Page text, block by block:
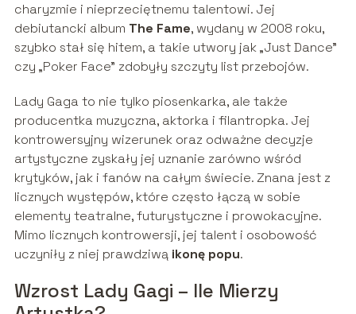
charyzmie i nieprzeciętnemu talentowi. Jej
debiutancki album The Fame, wydany w 2008 roku,
szybko stał się hitem, a takie utwory jak „Just Dance”
czy „Poker Face” zdobyły szczyty list przebojów.
Lady Gaga to nie tylko piosenkarka, ale także
producentka muzyczna, aktorka i filantropka. Jej
kontrowersyjny wizerunek oraz odważne decyzje
artystyczne zyskały jej uznanie zarówno wśród
krytyków, jak i fanów na całym świecie. Znana jest z
licznych występów, które często łączą w sobie
elementy teatralne, futurystyczne i prowokacyjne.
Mimo licznych kontrowersji, jej talent i osobowość
uczyniły z niej prawdziwą ikonę popu.
Wzrost Lady Gagi – Ile Mierzy